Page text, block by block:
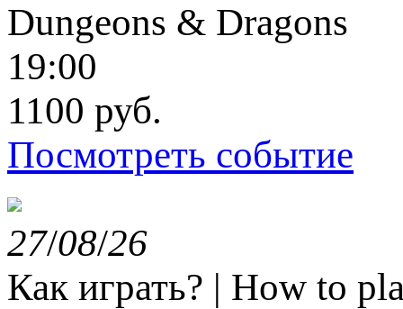
Dungeons & Dragons
19:00
1100 руб.
Посмотреть событие
27/08/26
Как играть? | How to